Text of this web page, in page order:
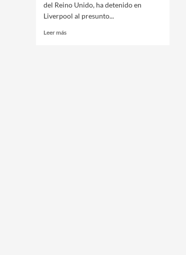
del Reino Unido, ha detenido en
Liverpool al presunto...
Leer más